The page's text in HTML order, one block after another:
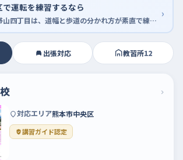
運転を練習するなら
出水一丁目と帯山四丁目は、道幅と歩道の分かれ方が素直で練習向き ›
出張対応 教習所12
›
対応エリア熊本市中央区
講習ガイド認定